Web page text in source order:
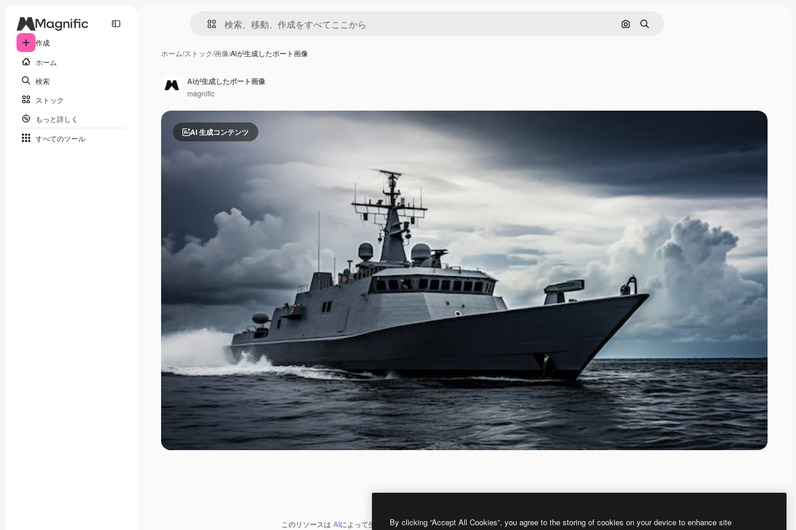
作成
ホーム
検索
ストック
もっと詳しく
すべてのツール
画像で検索
検索
ホーム/ストック/画像/Aiが生成したボート画像
AI 生成コンテンツ
このリソースは AIによって生成されたものです。 AI画像生成ツールを使うと、あなた独自の画像を作成できます。
Aiが生成したボート画像
magnific
By clicking “Accept All Cookies”, you agree to the storing of cookies on your device to enhance site